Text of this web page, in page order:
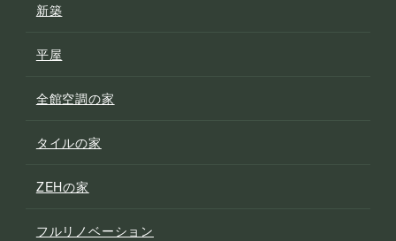
新築
平屋
全館空調の家
タイルの家
ZEHの家
フルリノベーション